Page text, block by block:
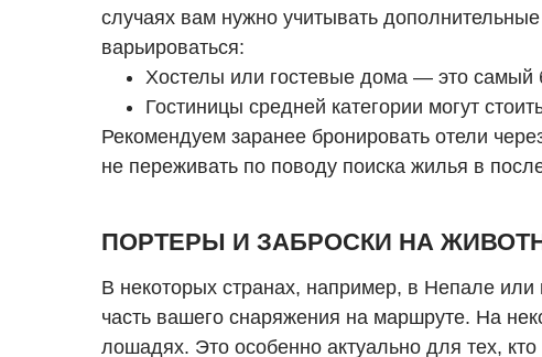
случаях вам нужно учитывать
варьироваться:
Хостелы или гостевые дома — это самый
Гостиницы средней категории могут
Рекомендуем заранее бронировать отели
не переживать по поводу поиска жилья в
ПОРТЕРЫ И ЗАБРОСКИ НА
В некоторых странах, например, в Непале или
часть вашего снаряжения на маршруте. На
лошадях. Это особенно актуально для тех,